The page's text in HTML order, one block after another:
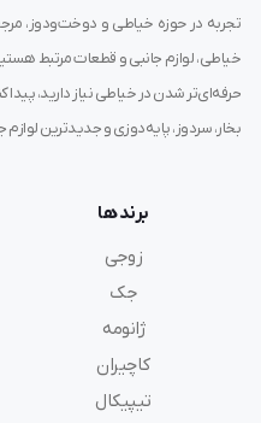
تجربه در حوزه خیاطی و دوخت‌ودوز،
حرفه‌ای‌تر شدن در خیاطی نیاز دارید، پیدا
بخار، سردوز، پایه‌دوزی و جدیدترین
برند ها
زوجی
جک
ژانومه
کاچیران
تیپیکال